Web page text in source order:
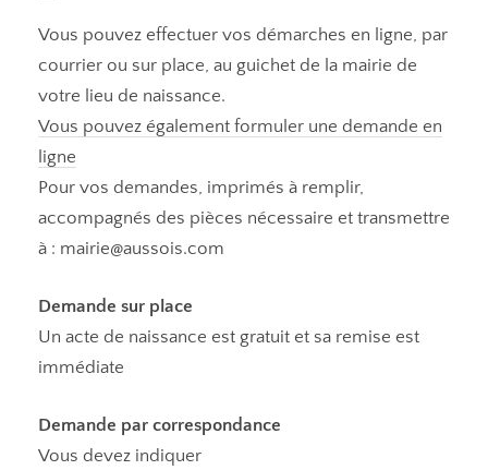
Vous pouvez effectuer vos démarches en ligne, par
courrier ou sur place, au guichet de la mairie de
votre lieu de naissance.
Vous pouvez également formuler une demande en
ligne
Pour vos demandes, imprimés à remplir,
accompagnés des pièces nécessaire et transmettre
à : mairie@aussois.com
Demande sur place
Un acte de naissance est gratuit et sa remise est
immédiate
Demande par correspondance
Vous devez indiquer